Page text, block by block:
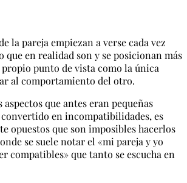
la pareja empiezan a verse cada vez
que en realidad son y se posicionan más
punto de vista como la única
al comportamiento del otro.
aspectos que antes eran pequeñas
en incompatibilidades, es
opuestos que son imposibles hacerlos
se suele notar el «mi pareja y yo
compatibles» que tanto se escucha en